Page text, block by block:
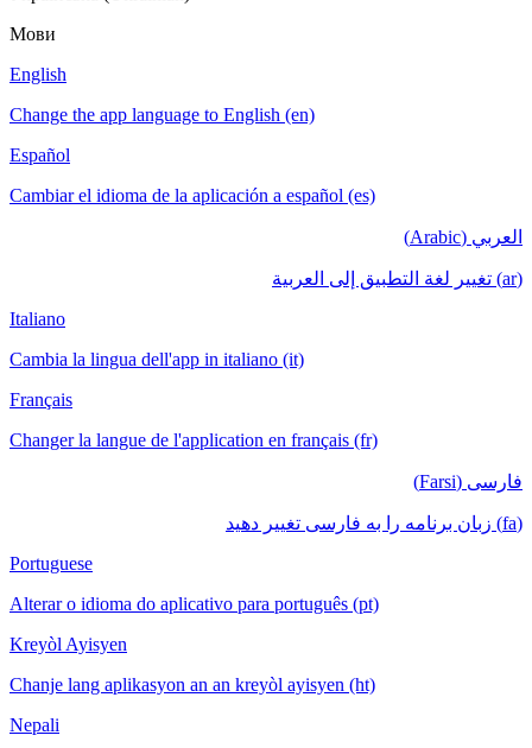
Мови
English
Change the app language to English (en)
Español
Cambiar el idioma de la aplicación a español (es)
العربي (Arabic)
(ar) تغيير لغة التطبيق إلى العربية
Italiano
Cambia la lingua dell'app in italiano (it)
Français
Changer la langue de l'application en français (fr)
فارسی (Farsi)
(fa) زبان برنامه را به فارسی تغییر دهید
Portuguese
Alterar o idioma do aplicativo para português (pt)
Kreyòl Ayisyen
Chanje lang aplikasyon an an kreyòl ayisyen (ht)
Nepali